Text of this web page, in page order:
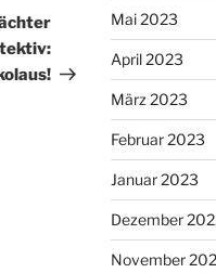
BeitragMai 2023
April 2023
März 2023
Februar 2023
Januar 2023
Dezember
November